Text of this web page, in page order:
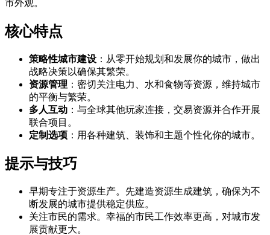
市外观。
核心特点
策略性城市建设 ：从零开始规划和发展你的城市，做出
战略决策以确保其繁荣。
资源管理 ：密切关注电力、水和食物等资源，维持城市
的平衡与繁荣。
多人互动 ：与全球其他玩家连接，交易资源并合作开展
联合项目。
定制选项 ：用各种建筑、装饰和主题个性化你的城市。
提示与技巧
早期专注于资源生产。先建造资源生成建筑，确保为不
断发展的城市提供稳定供应。
关注市民的需求。幸福的市民工作效率更高，对城市发
展贡献更大。